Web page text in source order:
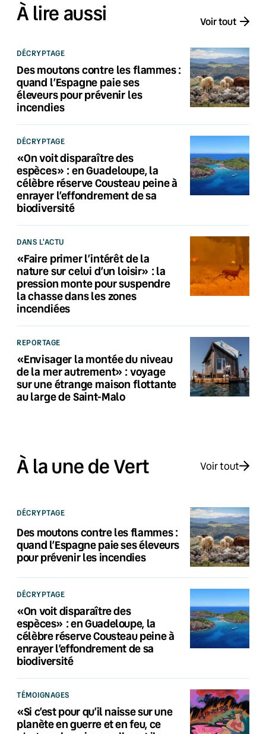
À lire aussi Voir tout
DÉCRYPTAGE
Des moutons contre les flammes :
quand l’Espagne paie ses
éleveurs pour prévenir les
incendies
DÉCRYPTAGE
«On voit disparaître des
espèces» : en Guadeloupe, la
célèbre réserve Cousteau peine à
enrayer l’effondrement de sa
biodiversité
DANS L'ACTU
«Faire primer l’intérêt de la
nature sur celui d’un loisir» : la
pression monte pour suspendre
la chasse dans les zones
incendiées
REPORTAGE
«Envisager la montée du niveau
de la mer autrement» : voyage
sur une étrange maison flottante
au large de Saint-Malo
À la une de Vert Voir tout
DÉCRYPTAGE
Des moutons contre les flammes :
quand l’Espagne paie ses éleveurs
pour prévenir les incendies
DÉCRYPTAGE
«On voit disparaître des
espèces» : en Guadeloupe, la
célèbre réserve Cousteau peine à
enrayer l’effondrement de sa
biodiversité
TÉMOIGNAGES
«Si c’est pour qu’il naisse sur une
planète en guerre et en feu, ce